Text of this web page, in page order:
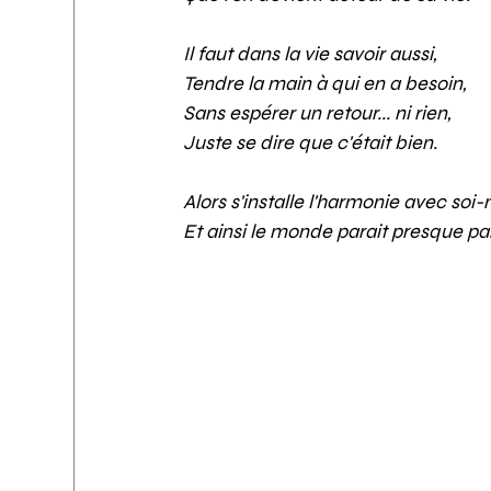
Il faut dans la vie savoir aussi,
Tendre la main à qui en a besoin,
Sans espérer un retour... ni rien,
Juste se dire que c'était bien.
Alors s'installe l'harmonie avec soi-
Et ainsi le monde parait presque